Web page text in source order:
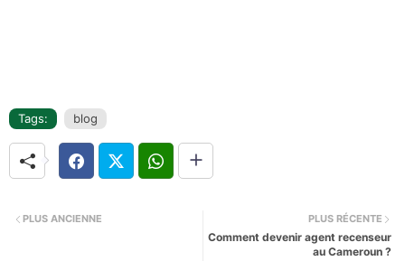
Tags: blog
PLUS RÉCENTE
Comment devenir agent recenseur
au Cameroun ?
PLUS ANCIENNE